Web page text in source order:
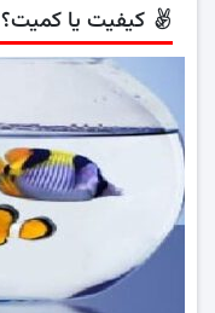
کیفیت یا کمیت؟